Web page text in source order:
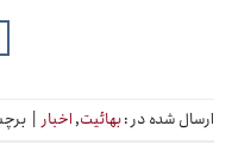
ارسال شده در :بهائیت, اخبار |